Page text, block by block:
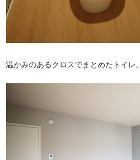
温かみのあるクロスでまとめたトイレ。